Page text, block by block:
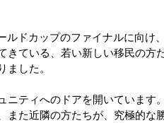
ルドカップのファイナルに向
きている、若い新しい移民の方
ました。
ニティへのドアを開いています
また近隣の方たちが、究極的な